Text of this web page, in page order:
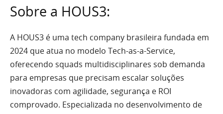
Sobre a HOUS3:
A HOUS3 é uma tech company brasileira fundada em
2024 que atua no modelo Tech-as-a-Service,
oferecendo squads multidisciplinares sob demanda
para empresas que precisam escalar soluções
inovadoras com agilidade, segurança e ROI
comprovado. Especializada no desenvolvimento de